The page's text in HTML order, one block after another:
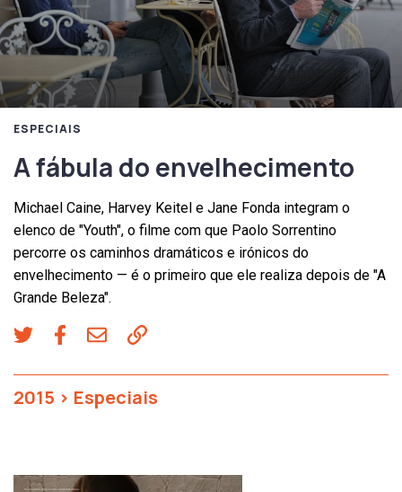
ESPECIAIS
A fábula do envelhecimento
Michael Caine, Harvey Keitel e Jane Fonda integram o
elenco de "Youth", o filme com que Paolo Sorrentino
percorre os caminhos dramáticos e irónicos do
envelhecimento — é o primeiro que ele realiza depois de "A
Grande Beleza".
2015 > Especiais